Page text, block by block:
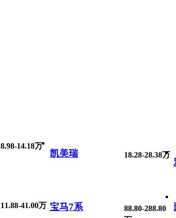
8.98-14.18万
凯美瑞 18.28-28.38万
11.88-41.00万 宝马7系
88.80-288.80